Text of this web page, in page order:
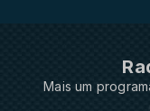
Mais um